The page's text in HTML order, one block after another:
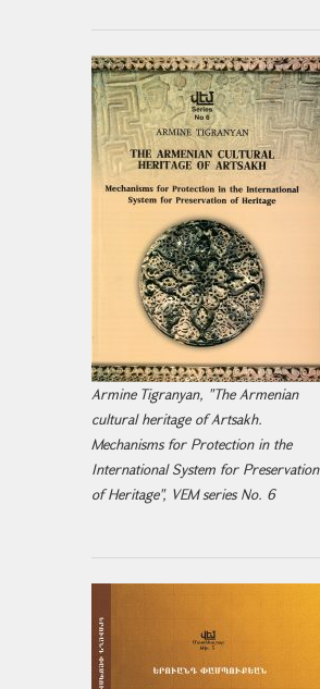
Armine Tigranyan, "The Armenian
cultural heritage of Artsakh.
Mechanisms for Protection in the
International System for Preservation
of Heritage", VEM series No. 6